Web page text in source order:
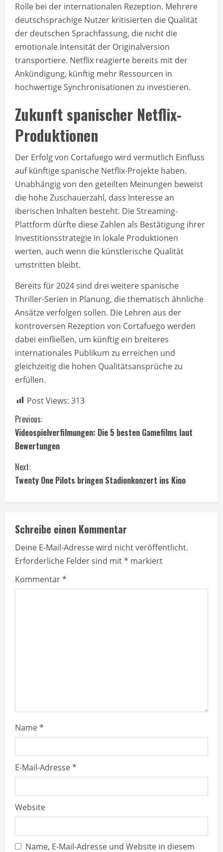
Rolle bei der internationalen Rezeption. Mehrere
deutschsprachige Nutzer kritisierten die Qualität
der deutschen Sprachfassung, die nicht die
emotionale Intensität der Originalversion
transportiere. Netflix reagierte bereits mit der
Ankündigung, künftig mehr Ressourcen in
hochwertige Synchronisationen zu investieren.
Zukunft spanischer Netflix-
Produktionen
Der Erfolg von Cortafuego wird vermutlich Einfluss
auf künftige spanische Netflix-Projekte haben.
Unabhängig von den geteilten Meinungen beweist
die hohe Zuschauerzahl, dass Interesse an
iberischen Inhalten besteht. Die Streaming-
Plattform dürfte diese Zahlen als Bestätigung ihrer
Investitionsstrategie in lokale Produktionen
werten, auch wenn die künstlerische Qualität
umstritten bleibt.
Bereits für 2024 sind drei weitere spanische
Thriller-Serien in Planung, die thematisch ähnliche
Ansätze verfolgen sollen. Die Lehren aus der
kontroversen Rezeption von Cortafuego werden
dabei einfließen, um künftig ein breiteres
internationales Publikum zu erreichen und
gleichzeitig die hohen Qualitätsansprüche zu
erfüllen.
Post Views: 313
C
o
n
t
i
n
u
e
R
g
Previous:
Videospielverfilmungen: Die 5 besten Gamefilms laut
Bewertungen
Next:
Twenty One Pilots bringen Stadionkonzert ins Kino
Schreibe einen Kommentar
Deine E-Mail-Adresse wird nicht veröffentlicht.
Erforderliche Felder sind mit* markiert
Kommentar*
Name*
E-Mail-Adresse*
Website
Name, E-Mail-Adresse und Website in diesem